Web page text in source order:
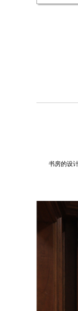
书房的设